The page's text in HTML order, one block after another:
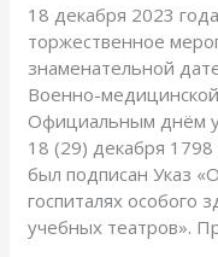
18 декабря 2023
торжественное
знаменательной
Военно-
Официальным днём
18 (29) декабря
был подписан Указ
госпиталях особого
учебных театров».